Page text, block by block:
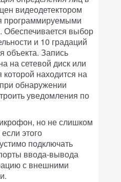
видеодетектором
программируемыми
выбор
и 10 градаций
объекта. Запись
на сетевой диск или
которой находится на
обнаружении
уведомления по
но не слишком
этого
подключать
ввода-вывода
с внешними